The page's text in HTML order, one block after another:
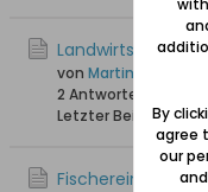
Landwirtschaft in
von Martin_94
2 Antworten
Letzter Beitrag
By
agree
our